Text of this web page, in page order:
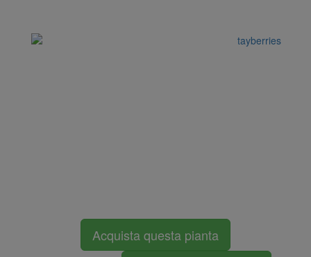
Acquista questa pianta